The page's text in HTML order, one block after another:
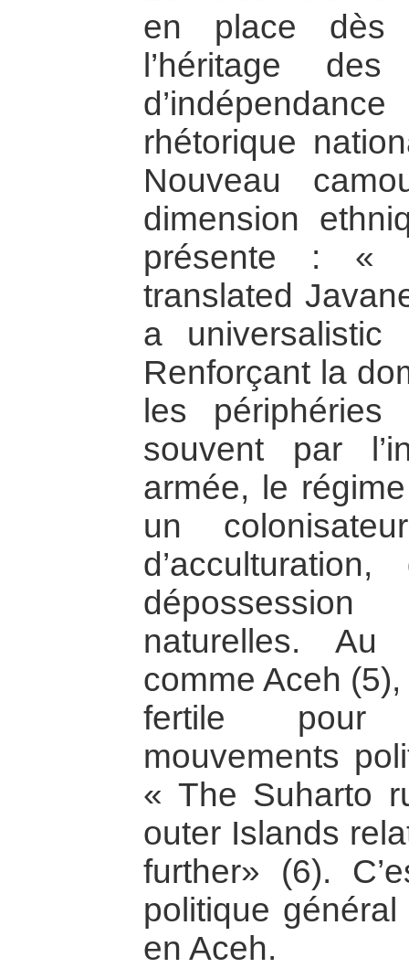
en place dès
l’héritage
rhétorique
Nouveau
dimension
présente : «
translated
a universalistic
Renforçant la
les
souvent par
armée, le
un
naturelles.
comme Aceh
fertile pour
mouvements
« The Suharto
outer Islands
further» (6).
politique
en Aceh.